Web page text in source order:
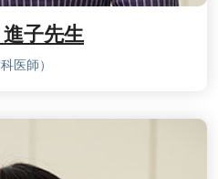
子先生
科医師）